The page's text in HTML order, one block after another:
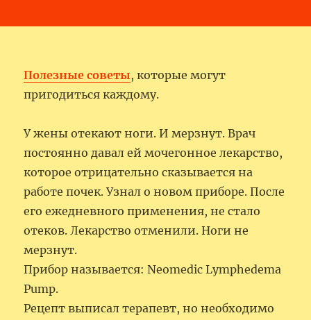
Полезные советы, которые могут
пригодиться каждому.
У жены отекают ноги. И мерзнут. Врач
постоянно давал ей мочегонное лекарство,
которое отрицательно сказывается на
работе почек. Узнал о новом приборе. После
его ежедневного применения, не стало
отеков. Лекарство отменили. Ноги не
мерзнут.
Прибор называется: Neomedic Lymphedema
Pump.
Рецепт выписал терапевт, но необходимо